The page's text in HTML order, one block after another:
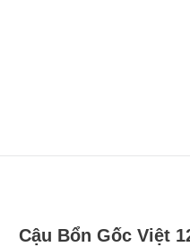
Cậu Bổn Gốc Việt